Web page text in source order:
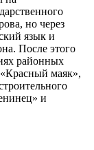
но через
язык и
После этого
районных
маяк»,
и